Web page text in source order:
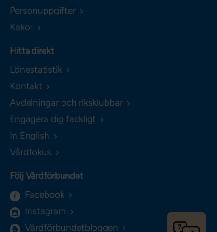
Personuppgifter
Kakor
Hitta direkt
Lönestatistik
Kontakt
Avdelningar och riksklubbar
Engagera dig fackligt
In English
Vårdfokus
Följ Vårdförbundet
Facebook
Instagram
Vårdförbundetbloggen